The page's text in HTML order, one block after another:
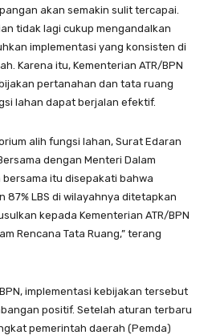
akan semakin sulit tercapai.
tidak lagi cukup mengandalkan
implementasi yang konsisten di
Karena itu, Kementerian ATR/BPN
pertanahan dan tata ruang
lahan dapat berjalan efektif.
alih fungsi lahan, Surat Edaran
dengan Menteri Dalam
itu disepakati bahwa
87% LBS di wilayahnya ditetapkan
kepada Kementerian ATR/BPN
Rencana Tata Ruang,” terang
implementasi kebijakan tersebut
positif. Setelah aturan terbaru
pemerintah daerah (Pemda)